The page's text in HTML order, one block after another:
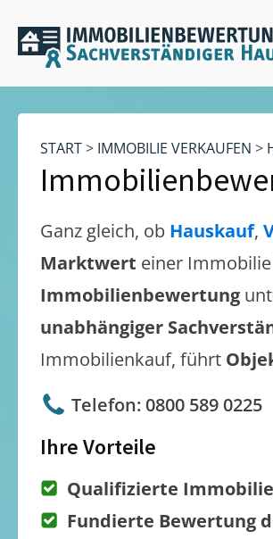
START> IMMOBILIE VERKAUFEN >
Ganz gleich, ob Hauskauf,
Marktwert einer
Immobilienbewertung
unabhängiger
Immobilienkauf, führt
Telefon: 0800 589 0225
Ihre Vorteile
Qualifizierte
Fundierte Bewertung